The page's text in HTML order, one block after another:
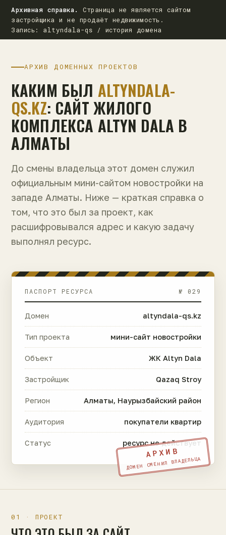
Архивная справка.
Страница не является сайтом
застройщика и не продаёт недвижимость.
Запись: altyndala-qs / история домена
АРХИВ ДОМЕННЫХ ПРОЕКТОВ
КАКИМ БЫЛ ALTYNDALA-
QS.KZ: САЙТ ЖИЛОГО
КОМПЛЕКСА ALTYN DALA В
АЛМАТЫ
До смены владельца этот домен служил
официальным мини-сайтом новостройки на
западе Алматы. Ниже — краткая справка о
том, что это был за проект, как
расшифровывался адрес и какую задачу
выполнял ресурс.
ПАСПОРТ РЕСУРСА № 029
Домен altyndala-qs.kz
Тип проекта мини-сайт новостройки
Объект ЖК Altyn Dala
Застройщик Qazaq Stroy
Регион Алматы, Наурызбайский район
Аудитория покупатели квартир
Статус ресурс не действует
АРХИВ
ДОМЕН СМЕНИЛ ВЛАДЕЛЬЦА
01 · ПРОЕКТ